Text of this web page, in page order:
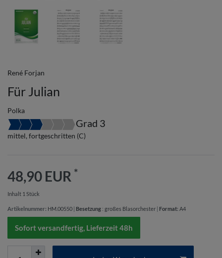
René Forjan
Für Julian
Polka
Grad 3
mittel, fortgeschritten (C)
48,90 EUR *
Inhalt 1 Stück
Artikelnummer: HM.00550 Besetzung : großes Blasorchester Format: A4
Sofort versandfertig, Lieferzeit 48h